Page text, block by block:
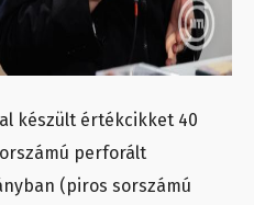
készült értékcikket 40
perforált
(piros sorszámú